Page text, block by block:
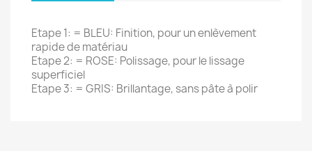
Etape 1: = BLEU: Finition, pour un enlèvement
rapide de matériau
Etape 2: = ROSE: Polissage, pour le lissage
superficiel
Etape 3: = GRIS: Brillantage, sans pâte à polir